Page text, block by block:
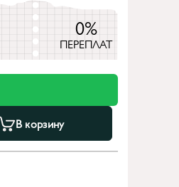
0%
ПЕРЕПЛАТ
В корзину